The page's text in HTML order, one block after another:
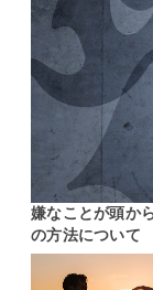
嫌なことが頭か
の方法について